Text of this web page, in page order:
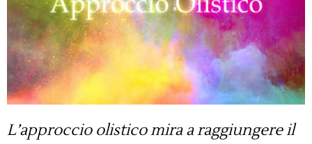
L’approccio olistico mira a raggiungere il